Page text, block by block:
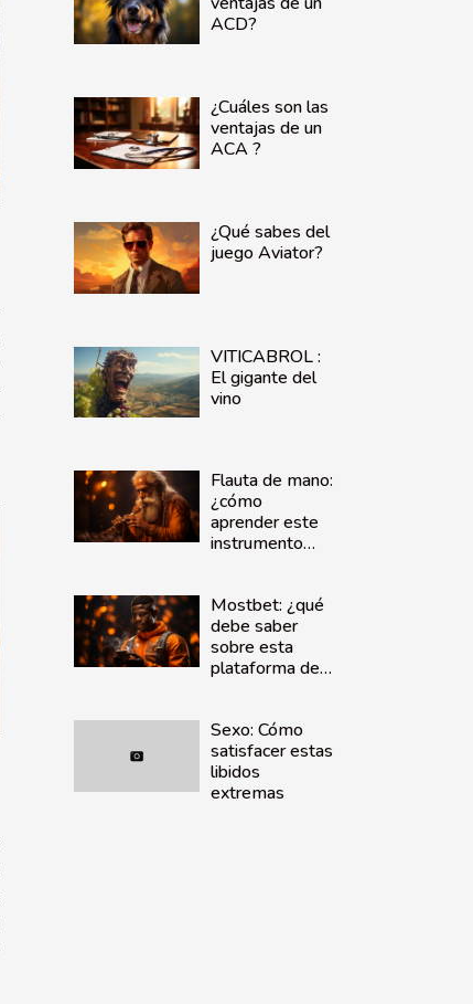
ACD?
¿Cuáles son las
ventajas de un
ACA ?
¿Qué sabes del
juego Aviator?
VITICABROL :
El gigante del
vino
Flauta de mano:
¿cómo
aprender este
instrumento
Mostbet: ¿qué
debe saber
sobre esta
plataforma de
Sexo: Cómo
satisfacer estas
libidos
extremas